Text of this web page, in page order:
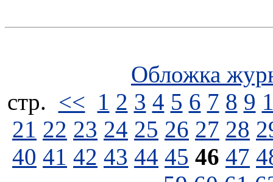
Обложка
стp. << 1 2 3 4 5 6 7 8 9
21 22 23 24 25 26 27 28
40 41 42 43 44 45 46 47